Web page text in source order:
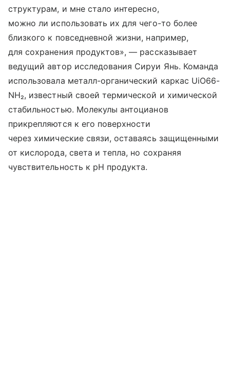
структурам, и мне стало интересно,
можно ли использовать их для чего-то более
близкого к повседневной жизни, например,
для сохранения продуктов», — рассказывает
ведущий автор исследования Сируи Янь. Команда
использовала металл-органический каркас UiO66-
NH₂, известный своей термической и химической
стабильностью. Молекулы антоцианов
прикрепляются к его поверхности
через химические связи, оставаясь защищенными
от кислорода, света и тепла, но сохраняя
чувствительность к pH продукта.